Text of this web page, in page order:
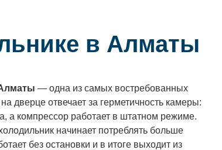
в Алматы
— одна из самых востребованных
дверце отвечает за герметичность камеры:
а компрессор работает в штатном режиме.
начинает потреблять больше
без остановки и в итоге выходит из